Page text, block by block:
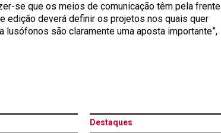
se que os meios de comunicação têm pela frente
edição deverá definir os projetos nos quais quer
lusófonos são claramente uma aposta importante”,
Destaques